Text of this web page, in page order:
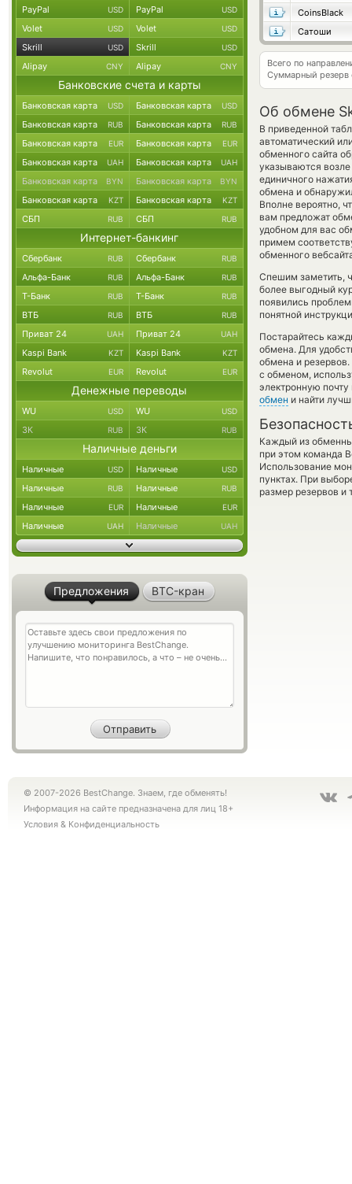
CoinsBlack
Сатоши
Всего по
Суммарный резерв
Об обмене
В приведенной
автоматический
обменного сайта
указываются
единичного
обмена и
Вполне вероятно,
вам предложат
удобном для вас
примем
обменного
Спешим заметить,
более выгодный
появились
понятной
Постарайтесь
обмена. Для
обмена и
с обменом,
электронную
обмен и найти
Каждый из
при этом команда
Использование
пунктах. При
размер резервов и
PayPal USD PayPal USD
Volet USD Volet USD
Skrill USD Skrill USD
Alipay CNY Alipay CNY
Банковские счета и карты
Банковская карта USD Банковская карта USD
Банковская карта RUB Банковская карта RUB
Банковская карта EUR Банковская карта EUR
Банковская карта UAH Банковская карта UAH
Банковская карта BYN Банковская карта BYN
Банковская карта KZT Банковская карта KZT
СБП RUB СБП RUB
Интернет-банкинг
Сбербанк RUB Сбербанк RUB
Альфа-Банк RUB Альфа-Банк RUB
Т-Банк RUB Т-Банк RUB
ВТБ RUB ВТБ RUB
Приват 24 UAH Приват 24 UAH
Kaspi Bank KZT Kaspi Bank KZT
Revolut EUR Revolut EUR
Денежные переводы
WU USD WU USD
ЗК RUB ЗК RUB
Наличные деньги
Наличные USD Наличные USD
Наличные RUB Наличные RUB
Наличные EUR Наличные EUR
Наличные UAH Наличные UAH
Предложения BTC-кран
© 2007-2026 BestChange. Знаем, где обменять!
Информация на сайте предназначена для лиц 18+
Условия & Конфиденциальность